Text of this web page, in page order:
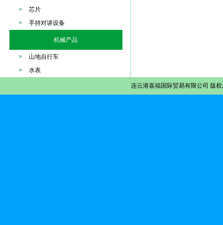
芯片
手持对讲设备
机械产品
山地自行车
水表
连云港嘉福国际贸易有限公司 版